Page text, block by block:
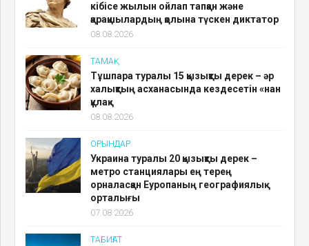
кібісе жылын ойлап тапқан және
қарақшылардың қолына түскен диктатор
08.08.2026
ТАМАҚ
Тұшпара туралы 15 қызықты дерек – әр
халықтың асханасында кездесетін «нан
құлақ»
08.08.2026
ОРЫНДАР
Украина туралы 20 қызықты дерек –
метро станциялары ең терең
орналасқан Еуропаның географиялық
орталығы
07.08.2026
ТАБИҒАТ